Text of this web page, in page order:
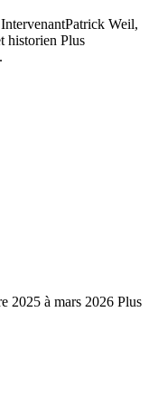
Weil,
historien Plus
2025 à mars 2026 Plus